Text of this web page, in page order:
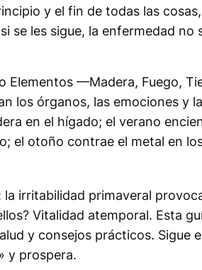
y el fin de todas las
se les sigue, la enfermedad no
Elementos —Madera, Fuego,
los órganos, las emociones y
en el hígado; el verano
el otoño contrae el metal en
irritabilidad primaveral
Vitalidad atemporal. Esta
y consejos prácticos. Sigue
y prospera.